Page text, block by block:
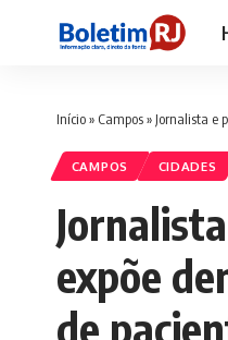
Início» Campos» Jornalista e
CAMPOS CIDADES
expõe
de